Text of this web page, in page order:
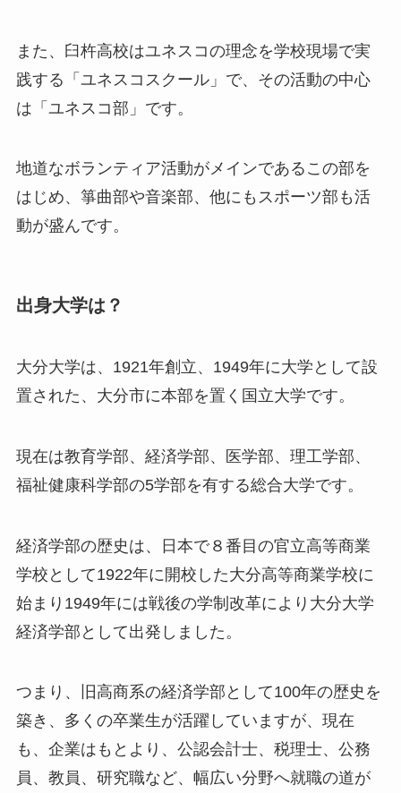
また、臼杵高校はユネスコの理念を学校現場で実
践する「ユネスコスクール」で、その活動の中心
は「ユネスコ部」です。
地道なボランティア活動がメインであるこの部を
はじめ、箏曲部や音楽部、他にもスポーツ部も活
動が盛んです。
出身大学は？
大分大学は、1921年創立、1949年に大学として設
置された、大分市に本部を置く国立大学です。
現在は教育学部、経済学部、医学部、理工学部、
福祉健康科学部の5学部を有する総合大学です。
経済学部の歴史は、日本で８番目の官立高等商業
学校として1922年に開校した大分高等商業学校に
始まり1949年には戦後の学制改革により大分大学
経済学部として出発しました。
つまり、旧高商系の経済学部として100年の歴史を
築き、多くの卒業生が活躍していますが、現在
も、企業はもとより、公認会計士、税理士、公務
員、教員、研究職など、幅広い分野へ就職の道が